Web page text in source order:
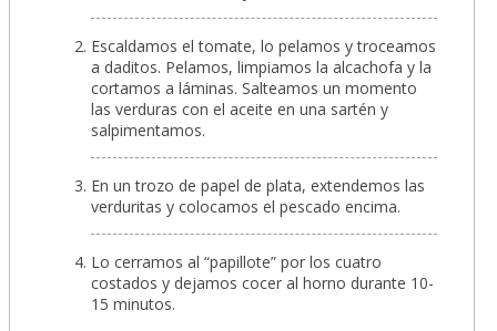
Escaldamos el tomate, lo pelamos y troceamos
a daditos. Pelamos, limpiamos la alcachofa y la
cortamos a láminas. Salteamos un momento
las verduras con el aceite en una sartén y
salpimentamos.
En un trozo de papel de plata, extendemos las
verduritas y colocamos el pescado encima.
Lo cerramos al “papillote” por los cuatro
costados y dejamos cocer al horno durante 10-
15 minutos.